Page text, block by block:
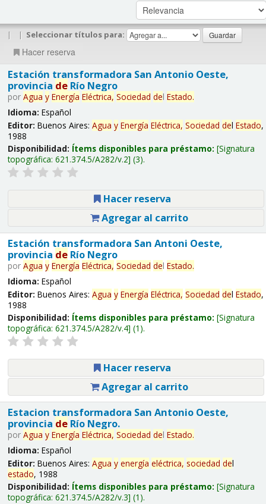
| | Seleccionar títulos para:
Hacer reserva
Estación transformadora San Antonio Oeste,
provincia deRío Negro
por Agua y Energía Eléctrica, Sociedad del Estado.
Idioma: Español
Editor: Buenos Aires: Agua y Energía Eléctrica, Sociedad del Estado,
1988
Disponibilidad: Ítems disponibles para préstamo: Signatura
topográfica: 621.374.5/A282/v.2 (3).
Hacer reserva
Agregar al carrito
Estación transformadora San Antoni Oeste,
provincia deRío Negro
por Agua y Energía Eléctrica, Sociedad del Estado.
Idioma: Español
Editor: Buenos Aires: Agua y Energía Eléctrica, Sociedad del Estado,
1988
Disponibilidad: Ítems disponibles para préstamo: Signatura
topográfica: 621.374.5/A282/v.4 (1).
Hacer reserva
Agregar al carrito
Estacion transformadora San Antonio Oeste,
provincia deRío Negro.
por Agua y Energía Eléctrica, Sociedad del Estado.
Idioma: Español
Editor: Buenos Aires: Agua y energía eléctrica, sociedad del
estado, 1988
Disponibilidad: Ítems disponibles para préstamo: Signatura
topográfica: 621.374.5/A282/v.3 (1).